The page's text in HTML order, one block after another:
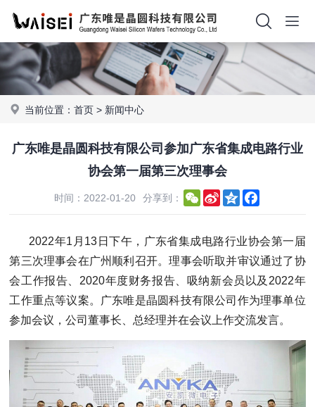
当前位置：首页 > 新闻中心
广东唯是晶圆科技有限公司参加广东省集成电路行业
协会第一届第三次理事会
时间：2022-01-20 分享到： WeChat
Sina
Weibo
Qzone
2022年1月13日下午，广东省集成电路行业协会第一届
第三次理事会在广州顺利召开。理事会听取并审议通过了协
会工作报告、2020年度财务报告、吸纳新会员以及2022年
工作重点等议案。广东唯是晶圆科技有限公司作为理事单位
参加会议，公司董事长、总经理并在会议上作交流发言。